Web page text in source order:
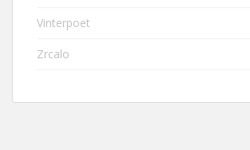
Vinterpoet
Zrcalo